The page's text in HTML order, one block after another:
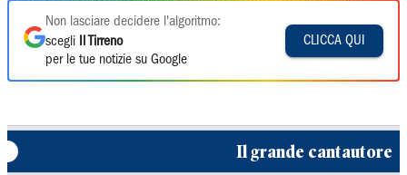
Non lasciare decidere l'algoritmo:
scegli
Il Tirreno
per le tue notizie su Google
CLICCA QUI
Il grande cantautore